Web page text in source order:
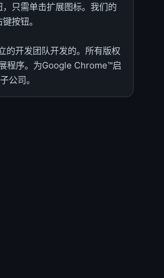
只需单击扩展图标。我们的
按钮。
的开发团队开发的。所有版权
程序。为Google Chrome™启
公司。